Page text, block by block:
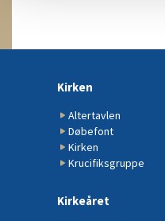
Kirken
Altertavlen
Døbefont
Kirken
Krucifiksgruppe
Kirkeåret